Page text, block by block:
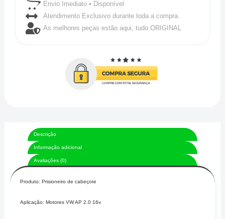
Envio Imediato • Disponível
Atendimento Exclusivo durante toda a compra.
As melhores peças estão aqui, tudo ORIGINAL
Descrição
Informação adicional
Avaliações (0)
Produto: Prisioneiro de cabeçote
Aplicação: Motores VW AP 2.0 16v